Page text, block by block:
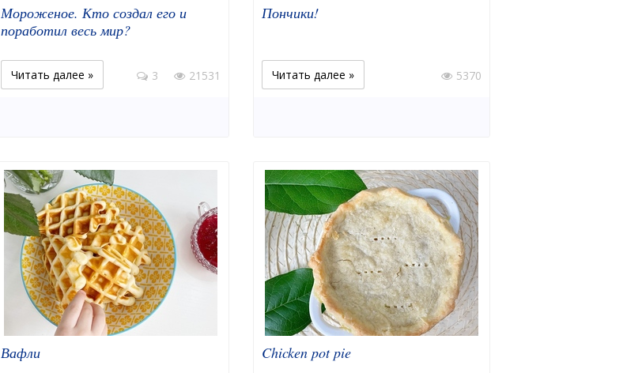
Мороженое. Кто создал его и
поработил весь мир?
Читать далее » 3 21531
Пончики!
Читать далее » 5370
Вафли Chicken pot pie